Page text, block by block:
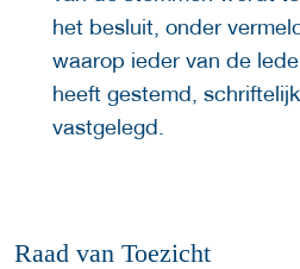
het besluit, onder
waarop ieder van de
heeft gestemd,
vastgelegd.
Raad van Toezicht